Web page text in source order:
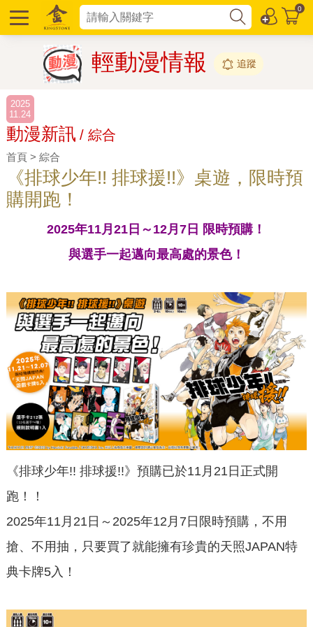
0
輕動漫情報 追蹤
2025
11.24
動漫新訊 / 綜合
首頁 > 綜合
《排球少年!! 排球援!!》桌遊，限時預
購開跑！
2025年11月21日～12月7日 限時預購！
與選手一起邁向最高處的景色！
《排球少年!! 排球援!!》預購已於11月21日正式開
跑！！
2025年11月21日～2025年12月7日限時預購，不用
搶、不用抽，只要買了就能擁有珍貴的天照JAPAN特
典卡牌5入！